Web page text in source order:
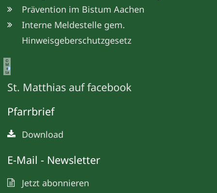
Prävention im Bistum Aachen
Interne Meldestelle gem.
Hinweisgeberschutzgesetz
©
M
e
ta
St. Matthias auf facebook
Pfarrbrief
Download
E-Mail - Newsletter
Jetzt abonnieren